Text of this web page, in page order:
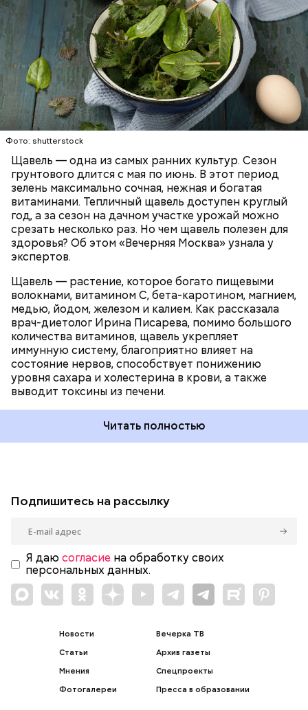
Фото: shutterstock
Щавель — одна из самых ранних культур. Сезон
грунтового длится с мая по июнь. В этот период
зелень максимально сочная, нежная и богатая
витаминами. Тепличный щавель доступен круглый
год, а за сезон на дачном участке урожай можно
срезать несколько раз. Но чем щавель полезен для
здоровья? Об этом «Вечерняя Москва» узнала у
экспертов.
Щавель — растение, которое богато пищевыми
волокнами, витамином С, бета-каротином, магнием,
медью, йодом, железом и калием. Как рассказала
врач-диетолог Ирина Писарева, помимо большого
количества витаминов, щавель укрепляет
иммунную систему, благоприятно влияет на
состояние нервов, способствует понижению
уровня сахара и холестерина в крови, а также
выводит токсины из печени.
Опасность же щавеля состоит в том, что он
содержит большое количество щавелевой кислоты,
которая может способствовать образованию
Читать полностью
ЗДОРОВЬЕ ВРАЧИ
РАСТЕНИЯ
ПРОДУКТЫ
Подпишитесь на рассылку
Я даю согласие на обработку своих
персональных данных.
Новости
Статьи
Мнения
Фотогалереи
Вечерка ТВ
Архив газеты
Спецпроекты
Пресса в образовании